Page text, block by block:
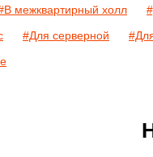
межквартирный холл
#Для серверной